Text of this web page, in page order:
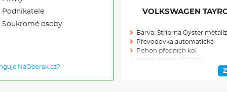
Podnikatele
Soukromé osoby
NaOperak.cz?
VOLKSWAGEN
Barva: Stříbrná Oyster
Převodovka automatická
Pohon předních kol
Výkon (kW/k): 150/204